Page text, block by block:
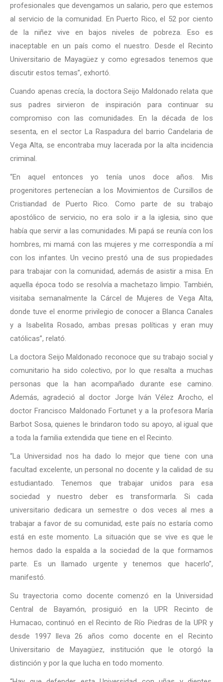
profesionales que devengamos un salario, pero que estemos
al servicio de la comunidad. En Puerto Rico, el 52 por ciento
de la niñez vive en bajos niveles de pobreza. Eso es
inaceptable en un país como el nuestro. Desde el Recinto
Universitario de Mayagüez y como egresados tenemos que
discutir estos temas”, exhortó.
Cuando apenas crecía, la doctora Seijo Maldonado relata que
sus padres sirvieron de inspiración para continuar su
compromiso con las comunidades. En la década de los
sesenta, en el sector La Raspadura del barrio Candelaria de
Vega Alta, se encontraba muy lacerada por la alta incidencia
criminal.
“En aquel entonces yo tenía unos doce años. Mis
progenitores pertenecían a los Movimientos de Cursillos de
Cristiandad de Puerto Rico. Como parte de su trabajo
apostólico de servicio, no era solo ir a la iglesia, sino que
había que servir a las comunidades. Mi papá se reunía con los
hombres, mi mamá con las mujeres y me correspondía a mí
con los infantes. Un vecino prestó una de sus propiedades
para trabajar con la comunidad, además de asistir a misa. En
aquella época todo se resolvía a machetazo limpio. También,
visitaba semanalmente la Cárcel de Mujeres de Vega Alta,
donde tuve el enorme privilegio de conocer a Blanca Canales
y a Isabelita Rosado, ambas presas políticas y eran muy
católicas”, relató.
La doctora Seijo Maldonado reconoce que su trabajo social y
comunitario ha sido colectivo, por lo que resalta a muchas
personas que la han acompañado durante ese camino.
Además, agradeció al doctor Jorge Iván Vélez Arocho, el
doctor Francisco Maldonado Fortunet y a la profesora María
Barbot Sosa, quienes le brindaron todo su apoyo, al igual que
a toda la familia extendida que tiene en el Recinto.
“La Universidad nos ha dado lo mejor que tiene con una
facultad excelente, un personal no docente y la calidad de su
estudiantado. Tenemos que trabajar unidos para esa
sociedad y nuestro deber es transformarla. Si cada
universitario dedicara un semestre o dos veces al mes a
trabajar a favor de su comunidad, este país no estaría como
está en este momento. La situación que se vive es que le
hemos dado la espalda a la sociedad de la que formamos
parte. Es un llamado urgente y tenemos que hacerlo”,
manifestó.
Su trayectoria como docente comenzó en la Universidad
Central de Bayamón, prosiguió en la UPR Recinto de
Humacao, continuó en el Recinto de Río Piedras de la UPR y
desde 1997 lleva 26 años como docente en el Recinto
Universitario de Mayagüez, institución que le otorgó la
distinción y por la que lucha en todo momento.